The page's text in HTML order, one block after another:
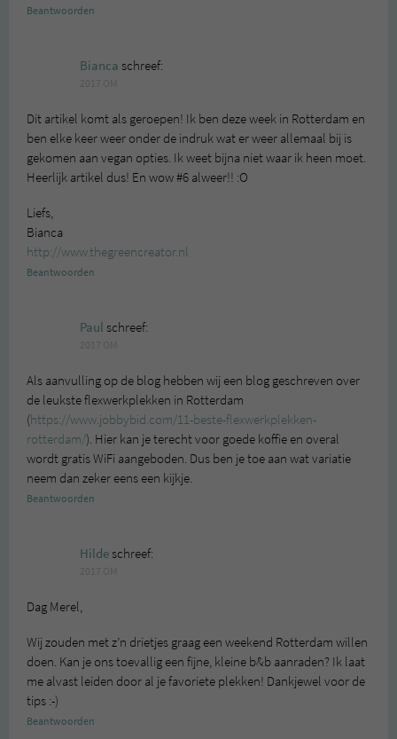
Beantwoorden
Bianca schreef:
Dit artikel komt als geroepen! Ik ben deze week in Rotterdam en
ben elke keer weer onder de indruk wat er weer allemaal bij is
gekomen aan vegan opties. Ik weet bijna niet waar ik heen moet.
Heerlijk artikel dus! En wow #6 alweer!! :O
Liefs,
Bianca
http://www.thegreencreator.nl
Beantwoorden
Paul schreef:
Als aanvulling op de blog hebben wij een blog geschreven over
de leukste flexwerkplekken in Rotterdam
(https://www.jobbybid.com/11-beste-flexwerkplekken-
rotterdam/). Hier kan je terecht voor goede koffie en overal
wordt gratis WiFi aangeboden. Dus ben je toe aan wat variatie
neem dan zeker eens een kijkje.
Beantwoorden
Hildeschreef:
Dag Merel,
Wij zouden met z’n drietjes graag een weekend Rotterdam willen
doen. Kan je ons toevallig een fijne, kleine b&b aanraden? Ik laat
me alvast leiden door al je favoriete plekken! Dankjewel voor de
tips :-)
Beantwoorden